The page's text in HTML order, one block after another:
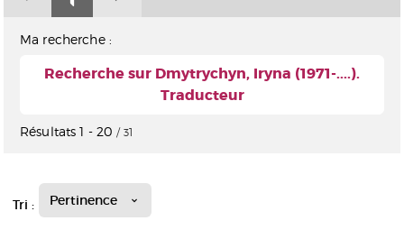
Ma recherche :
Recherche sur Dmytrychyn, Iryna (1971-....).
Traducteur
Résultats1 - 20 / 31
Tri : Pertinence